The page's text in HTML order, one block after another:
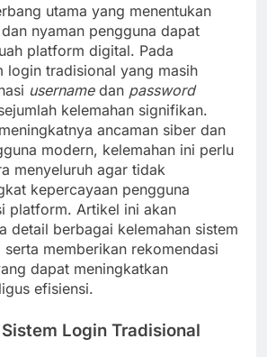
utama yang menentukan
nyaman pengguna dapat
platform digital. Pada
login tradisional yang masih
usernamedan password
kelemahan signifikan.
ancaman siber dan
modern, kelemahan ini perlu
menyeluruh agar tidak
kepercayaan pengguna
platform. Artikel ini akan
detail berbagai kelemahan sistem
memberikan rekomendasi
dapat meningkatkan
efisiensi.
Login Tradisional